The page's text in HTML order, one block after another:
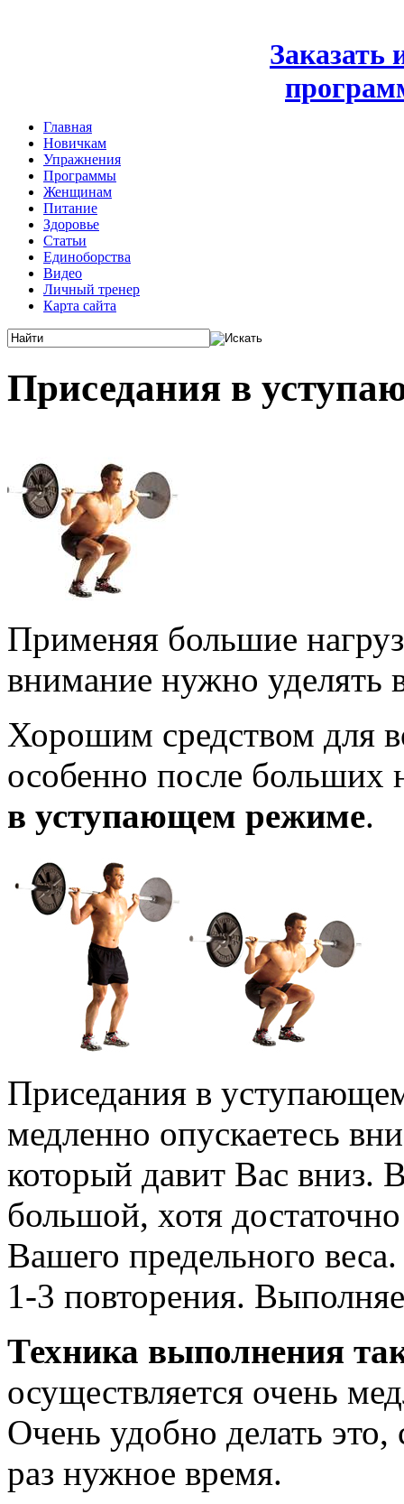
Заказать
Главная
Новичкам
Упражнения
Программы
Женщинам
Питание
Здоровье
Статьи
Единоборства
Видео
Личный тренер
Карта сайта
Приседания в
Применяя большие
внимание нужно уделять
Хорошим средством для
особенно после больших
в уступающем режиме.
Приседания в
медленно опускаетесь
который давит Вас вниз.
большой, хотя
Вашего предельного
1-3 повторения.
Техника выполнения
осуществляется очень
Очень удобно делать
раз нужное время.